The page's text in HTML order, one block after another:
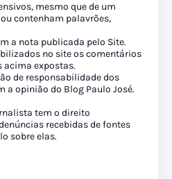
mesmo que de um
contenham palavrões,
a nota publicada pelo Site.
no site os comentários
acima expostas.
de responsabilidade dos
a opinião do Blog Paulo José.
tem o direito
recebidas de fontes
sobre elas.